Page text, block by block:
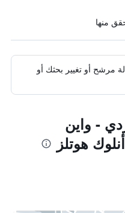
مرشح أو تغيير بحثك أو
- واين
هوتلز